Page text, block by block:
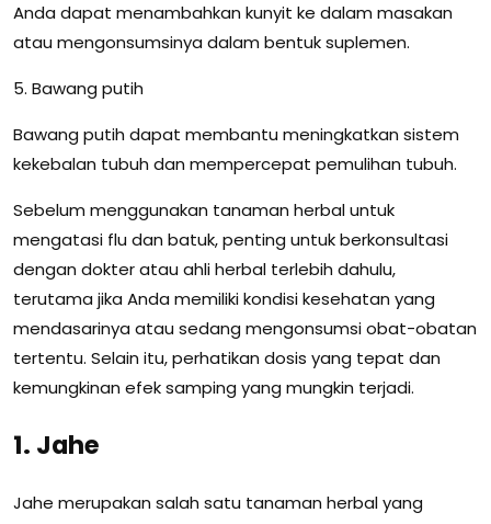
Anda dapat menambahkan kunyit ke dalam masakan
atau mengonsumsinya dalam bentuk suplemen.
5. Bawang putih
Bawang putih dapat membantu meningkatkan sistem
kekebalan tubuh dan mempercepat pemulihan tubuh.
Sebelum menggunakan tanaman herbal untuk
mengatasi flu dan batuk, penting untuk berkonsultasi
dengan dokter atau ahli herbal terlebih dahulu,
terutama jika Anda memiliki kondisi kesehatan yang
mendasarinya atau sedang mengonsumsi obat-obatan
tertentu. Selain itu, perhatikan dosis yang tepat dan
kemungkinan efek samping yang mungkin terjadi.
1. Jahe
Jahe merupakan salah satu tanaman herbal yang